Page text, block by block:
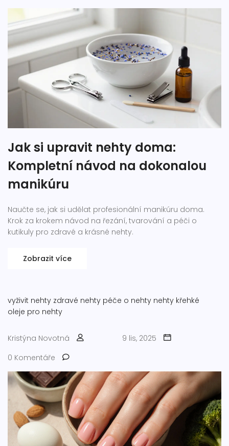
Jak si upravit nehty doma:
Kompletní návod na dokonalou
manikúru
Naučte se, jak si udělat profesionální manikúru doma.
Krok za krokem návod na řezání, tvarování a péči o
kutikuly pro zdravé a krásné nehty.
Zobrazit více
vyživit nehty zdravé nehty péče o nehty nehty křehké
oleje pro nehty
Kristýna Novotná
9 lis, 2025
0 Komentáře